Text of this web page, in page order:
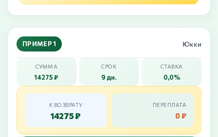
ПРИМЕР 1 Юкки
СУММА
14275 ₽
СРОК
9 дн.
СТАВКА
0,0%
К ВОЗВРАТУ
14275 ₽
ПЕРЕПЛАТА
0 ₽